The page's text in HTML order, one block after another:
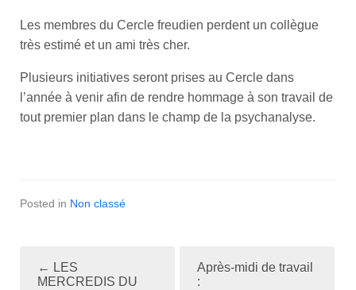
Les membres du Cercle freudien perdent un collègue
très estimé et un ami très cher.
Plusieurs initiatives seront prises au Cercle dans
l’année à venir afin de rendre hommage à son travail de
tout premier plan dans le champ de la psychanalyse.
Posted in Non classé
← LES
MERCREDIS DU
Après-midi de travail
: